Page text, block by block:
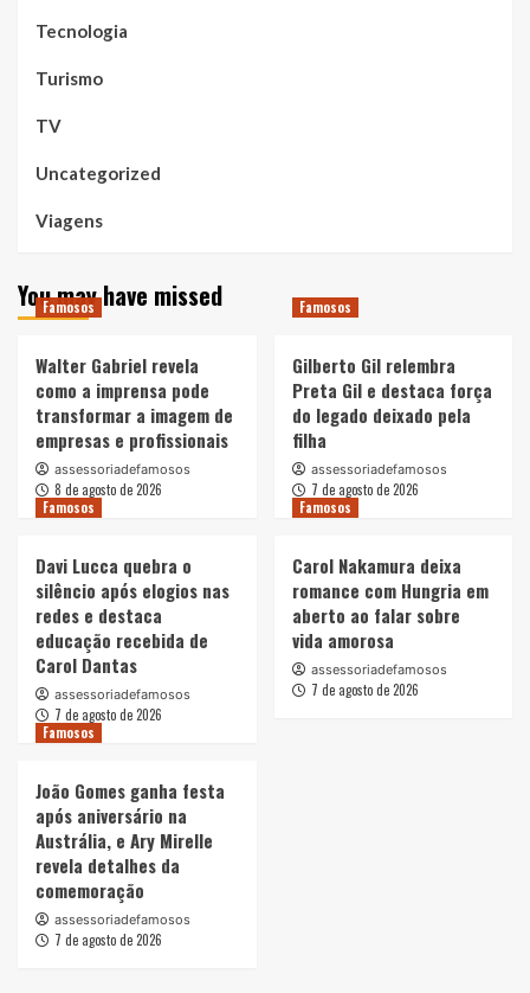
Tecnologia
Turismo
TV
Uncategorized
Viagens
You may have missed
Famosos
Walter Gabriel revela
como a imprensa pode
transformar a imagem de
empresas e profissionais
assessoriadefamosos
8 de agosto de 2026
Famosos
Gilberto Gil relembra
Preta Gil e destaca força
do legado deixado pela
filha
assessoriadefamosos
7 de agosto de 2026
Famosos
Davi Lucca quebra o
silêncio após elogios nas
redes e destaca
educação recebida de
Carol Dantas
assessoriadefamosos
7 de agosto de 2026
Famosos
Carol Nakamura deixa
romance com Hungria em
aberto ao falar sobre
vida amorosa
assessoriadefamosos
7 de agosto de 2026
Famosos
João Gomes ganha festa
após aniversário na
Austrália, e Ary Mirelle
revela detalhes da
comemoração
assessoriadefamosos
7 de agosto de 2026